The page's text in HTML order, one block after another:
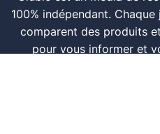
100% indépendant.
comparent des produits
pour vous informer et